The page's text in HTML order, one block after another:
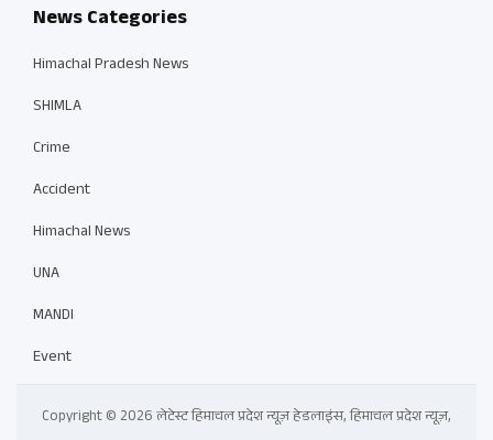
News Categories
Himachal Pradesh News
SHIMLA
Crime
Accident
Himachal News
UNA
MANDI
Event
Copyright © 2026 लेटेस्ट हिमाचल प्रदेश न्यूज़ हेडलाइंस, हिमाचल प्रदेश न्यूज़,